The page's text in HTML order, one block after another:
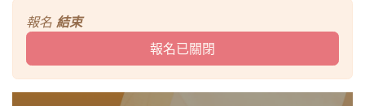
報名 結束
報名已關閉